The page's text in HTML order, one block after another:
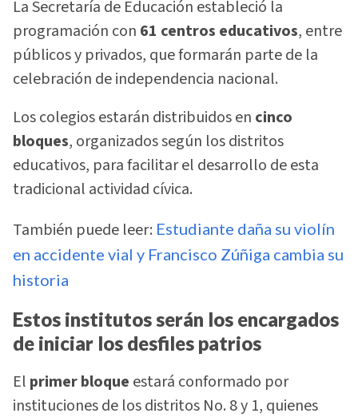
La Secretaría de Educación estableció la
programación con 61 centros educativos, entre
públicos y privados, que formarán parte de la
celebración de independencia nacional.
Los colegios estarán distribuidos en cinco
bloques, organizados según los distritos
educativos, para facilitar el desarrollo de esta
tradicional actividad cívica.
También puede leer: Estudiante daña su violín
en accidente vial y Francisco Zúñiga cambia su
historia
Estos institutos serán los encargados
de iniciar los desfiles patrios
El primer bloque estará conformado por
instituciones de los distritos No. 8 y 1, quienes